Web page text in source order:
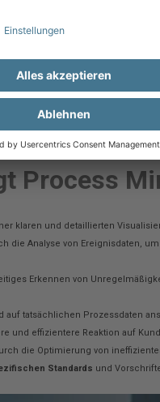
Aktivitäten
Voraus zu verstehen.
Mining
Es ermöglicht eine
der geplanten
und Planungen
Analyse und
Process
klaren und detaillierten
die Analyse von Ereignisdaten,
Erkennen von
auf tatsächlichen Prozessdaten
und effizientere Reaktion auf
die Optimierung von
Standards und